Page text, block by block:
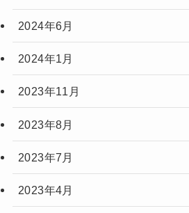
2024年6月
2024年1月
2023年11月
2023年8月
2023年7月
2023年4月